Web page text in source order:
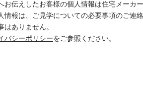
お伝えしたお客様の個人情報は住宅メーカ
情報は、ご見学についての必要事項のご連
はありません。
バシーポリシーをご参照ください。